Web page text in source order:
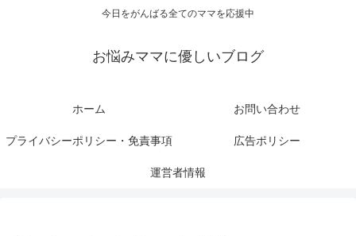
今日をがんばる全てのママを応援中
お悩みママに優しいブログ
ホーム お問い合わせ
プライバシーポリシー・免責事項 広告ポリシー
運営者情報